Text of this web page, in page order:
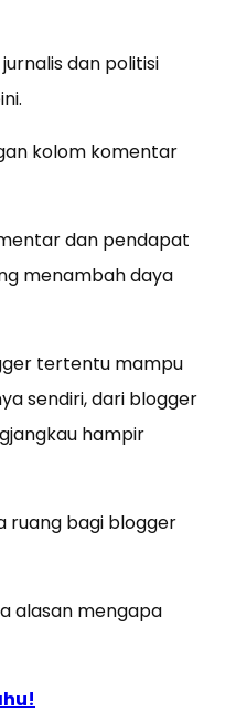
dan politisi
kolom komentar
dan pendapat
menambah daya
tertentu mampu
sendiri, dari blogger
hampir
ruang bagi blogger
alasan mengapa